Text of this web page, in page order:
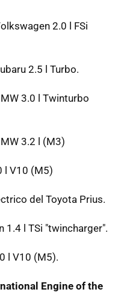
2.0 l FSi
2.5 l Turbo.
3.0 l Twinturbo
3.2 l (M3)
l V10 (M5)
del Toyota Prius.
1.4 l TSi "twincharger".
l V10 (M5).
Engine of the